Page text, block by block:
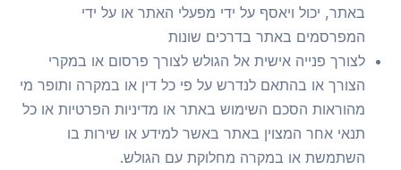
באתר, יכול ויאסף על ידי מפעלי האתר או על ידי
המפרסמים באתר בדרכים שונות
לצורך פנייה אישית אל הגולש לצורך פרסום או במקרי
הצורך או בהתאם לנדרש על פי כל דין או במקרה ותופר מי
מהוראות הסכם השימוש באתר או מדיניות הפרטיות או כל
תנאי אחר המצוין באתר באשר למידע או שירות בו
השתמשת או במקרה מחלוקת עם הגולש.